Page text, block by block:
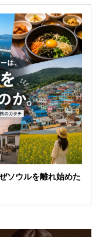
ソウルを離れ始めた